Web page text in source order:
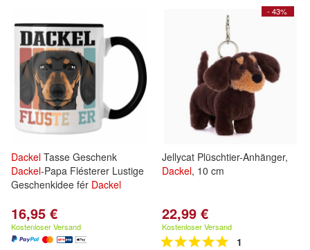
Dackel Tasse Geschenk
Dackel-Papa Flésterer Lustige
Geschenkidee fér Dackel
16,95 €
Kostenloser Versand
- 43%
Jellycat Plüschtier-Anhänger,
Dackel, 10 cm
22,99 €
Kostenloser Versand
1